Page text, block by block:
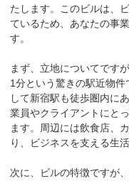
たします。このビルは、
ているため、あなたの事
す。
まず、立地についてです
1分という驚きの駅近物
して新宿駅も徒歩圏内に
業員やクライアントにと
ます。周辺には飲食店、
り、ビジネスを支える生
次に、ビルの特徴ですが